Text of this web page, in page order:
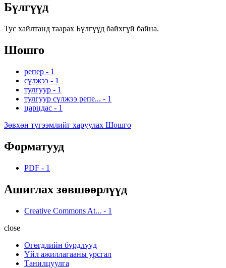
Бүлгүүд
Тус хайлтанд таарах Бүлгүүд байхгүй байна.
Шошго
репер - 1
сүлжээ - 1
тулгуур - 1
тулгуур сүлжээ репе... - 1
царцдас - 1
Зөвхөн түгээмлийг харуулах Шошго
Форматууд
PDF - 1
Ашиглах зөвшөөрлүүд
Creative Commons At... - 1
close
Өгөгдлийн бүрдлүүд
Үйл ажиллагааны урсгал
Танилцуулга